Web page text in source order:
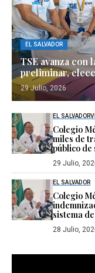
EL SALVADOR
TSE avanza
preliminar,
29 Julio, 2026
EL SALVADOR
Colegio
miles de
público de
29 Julio,
EL SALVADOR
Colegio
sistema
28 Julio,